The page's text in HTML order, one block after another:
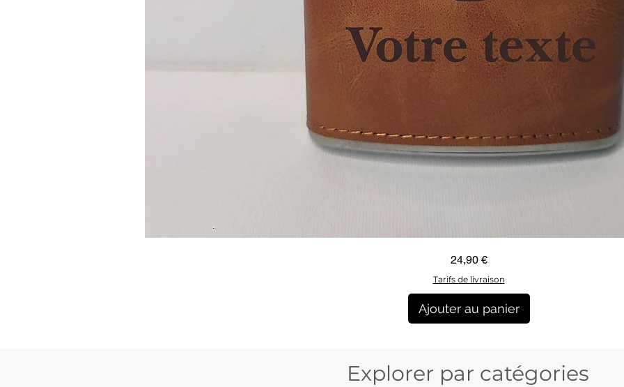
Aperçu rapide
Prix
24,90 €
Tarifs de livraison
Ajouter au panier
Explorer par catégories